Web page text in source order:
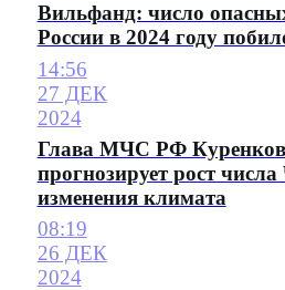
Вильфанд: число
России в 2024 году
14:56
27 ДЕК
2024
Глава МЧС РФ Куренков
прогнозирует рост
изменения климата
08:19
26 ДЕК
2024